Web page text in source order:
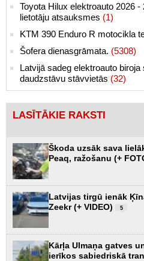
Toyota Hilux elektroauto 2026
lietotāju atsauksmes (1)
KTM 390 Enduro R motocikla
Šofera dienasgrāmata. (5308)
Latvijā sadeg elektroauto
daudzstāvu stāvvietās (32)
LASĪTĀKIE RAKSTI
Škoda uzsāk sava
Peaq, ražošanu (+
Latvijas tirgū ienāk
Zeekr (+ VIDEO)
5
Kārļa Ulmaņa gatves
ierīkos sabiedriskā